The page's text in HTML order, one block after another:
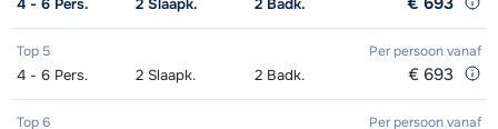
Top 5 Per persoonvanaf
4 - 6 Pers. 2 Slaapk. 2 Badk. € 693
Top 6 Per persoonvanaf